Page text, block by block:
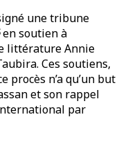
une tribune
en soutien à
littérature Annie
Ces soutiens,
procès n’a qu’un but
et son rappel
par